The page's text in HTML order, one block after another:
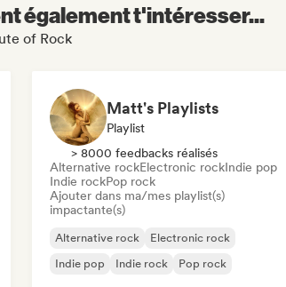
également t'intéresser...
of Rock
Matt's Playlists
Playlist
> 8000 feedbacks réalisés
Alternative rockElectronic rockIndie pop
Indie rockPop rock
Ajouter dans ma/mes playlist(s)
impactante(s)
Alternative rock
Electronic rock
Indie pop
Indie rock Pop rock